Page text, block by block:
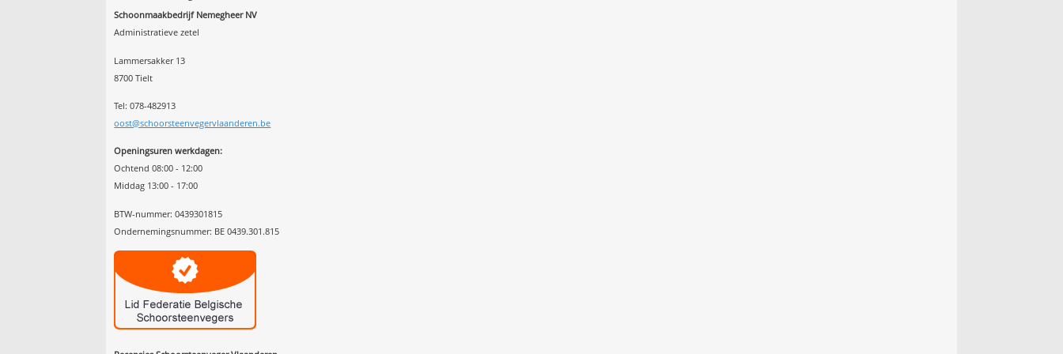
Schoonmaakbedrijf Nemegheer NV
Administratieve zetel
Lammersakker 13
8700 Tielt
Tel: 078-482913
oost@schoorsteenvegervlaanderen.be
Openingsuren werkdagen:
Ochtend 08:00 - 12:00
Middag 13:00 - 17:00
BTW-nummer: 0439301815
Ondernemingsnummer: BE 0439.301.815